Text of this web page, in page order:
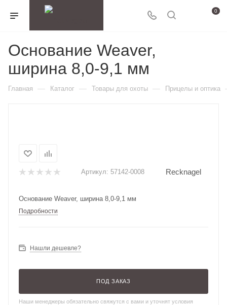
0
Основание Weaver,
ширина 8,0-9,1 мм
Главная — Каталог — Товары для охоты — Прицелы и оптика
Артикул: 57142-0008 Recknagel
Основание Weaver, ширина 8,0-9,1 мм
Подробности
Нашли дешевле?
ПОД ЗАКАЗ
Наши менеджеры обязательно свяжутся с вами и уточнят условия